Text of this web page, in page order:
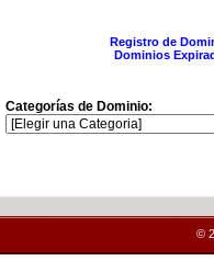
Registro de
Dominios
Categorías de Dominio:
©